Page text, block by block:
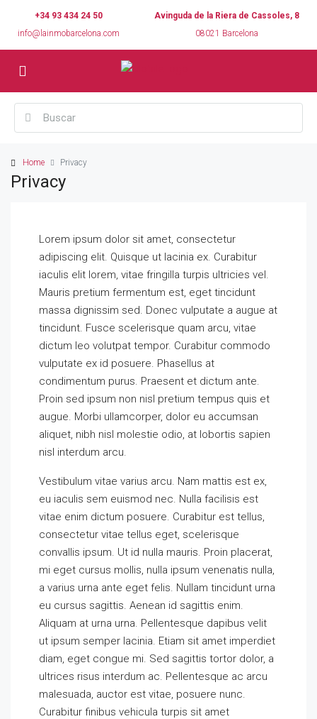
+34 93 434 24 50
info@lainmobarcelona.com
Avinguda de la Riera de Cassoles, 8
08021 Barcelona
Home Privacy
Privacy
Lorem ipsum dolor sit amet, consectetur
adipiscing elit. Quisque ut lacinia ex. Curabitur
iaculis elit lorem, vitae fringilla turpis ultricies vel.
Mauris pretium fermentum est, eget tincidunt
massa dignissim sed. Donec vulputate a augue at
tincidunt. Fusce scelerisque quam arcu, vitae
dictum leo volutpat tempor. Curabitur commodo
vulputate ex id posuere. Phasellus at
condimentum purus. Praesent et dictum ante.
Proin sed ipsum non nisl pretium tempus quis et
augue. Morbi ullamcorper, dolor eu accumsan
aliquet, nibh nisl molestie odio, at lobortis sapien
nisl interdum arcu.
Vestibulum vitae varius arcu. Nam mattis est ex,
eu iaculis sem euismod nec. Nulla facilisis est
vitae enim dictum posuere. Curabitur est tellus,
consectetur vitae tellus eget, scelerisque
convallis ipsum. Ut id nulla mauris. Proin placerat,
mi eget cursus mollis, nulla ipsum venenatis nulla,
a varius urna ante eget felis. Nullam tincidunt urna
eu cursus sagittis. Aenean id sagittis enim.
Aliquam at urna urna. Pellentesque dapibus velit
ut ipsum semper lacinia. Etiam sit amet imperdiet
diam, eget congue mi. Sed sagittis tortor dolor, a
ultrices risus interdum ac. Pellentesque ac arcu
malesuada, auctor est vitae, posuere nunc.
Curabitur finibus vehicula turpis sit amet